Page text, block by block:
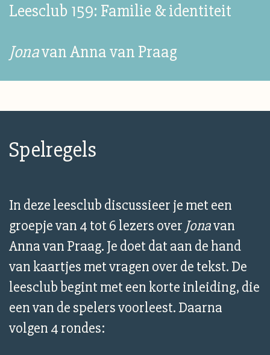
Leesclub 159: Familie & identiteit
Jonavan Anna van Praag
Spelregels
In deze leesclub discussieer je met een
groepje van 4 tot 6 lezers over Jonavan
Anna van Praag. Je doet dat aan de hand
van kaartjes met vragen over de tekst. De
leesclub begint met een korte inleiding, die
een van de spelers voorleest. Daarna
volgen 4 rondes: